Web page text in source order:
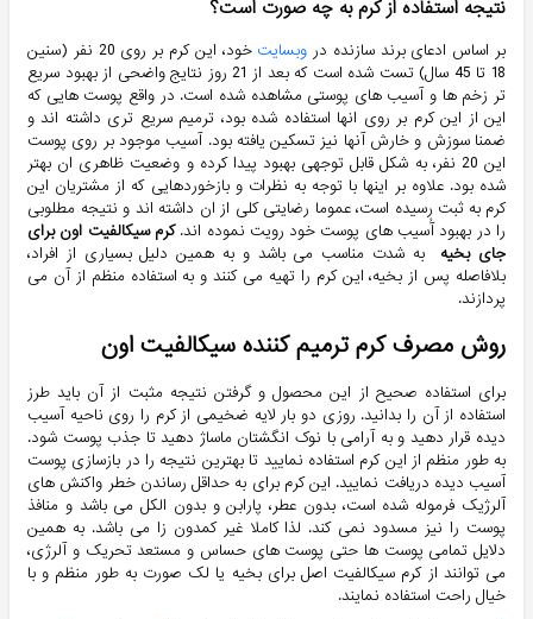
نتیجه استفاده از کرم به چه صورت است؟
بر اساس ادعای برند سازنده در وبسایت
خود، این کرم بر روی 20 نفر (سنین
18 تا 45 سال) تست شده است که بعد از 21 روز نتایج واضحی از بهبود سریع
تر زخم ها و آسیب های پوستی مشاهده شده است. در واقع پوست هایی که
این از این کرم بر روی انها استفاده شده بود، ترمیم سریع تری داشته اند و
ضمنا سوزش و خارش آنها نیز تسکین یافته بود. آسیب موجود بر روی پوست
این 20 نفر، به شکل قابل توجهی بهبود پیدا کرده و وضعیت ظاهری ان بهتر
شده بود. علاوه بر اینها با توجه به نظرات و بازخوردهایی که از مشتریان این
کرم به ثبت رسیده است، عموما رضایتی کلی از ان داشته اند و نتیجه مطلوبی
را در بهبود آُسیب های پوست خود رویت نموده اند. کرم سیکالفیت اون برای
جای بخیه
به شدت مناسب می باشد و به همین دلیل بسیاری از افراد،
بلافاصله پس از بخیه، این کرم را تهیه می کنند و به استفاده منظم از آن می
پردازند.
روش مصرف کرم ترمیم کننده سیکالفیت اون
برای استفاده صحیح از این محصول و گرفتن نتیجه مثبت از آن باید طرز
استفاده از آن را بدانید. روزی دو بار لایه ضخیمی از کرم را روی ناحیه آسیب
دیده قرار دهید و به آرامی با نوک انگشتان ماساژ دهید تا جذب پوست شود.
به طور منظم از این کرم استفاده نمایید تا بهترین نتیجه را در بازسازی پوست
آسیب دیده دریافت نمایید. این کرم برای به حداقل رساندن خطر واکنش های
آلرژیک فرموله شده است، بدون عطر، پارابن و بدون الکل می باشد و منافذ
پوست را نیز مسدود نمی کند. لذا کاملا غیر کمدون زا می باشد. به همین
دلایل تمامی پوست ها حتی پوست های حساس و مستعد تحریک و آلرژی،
می توانند از کرم سیکالفیت اصل برای بخیه یا لک صورت به طور منظم و با
خیال راحت استفاده نمایند.